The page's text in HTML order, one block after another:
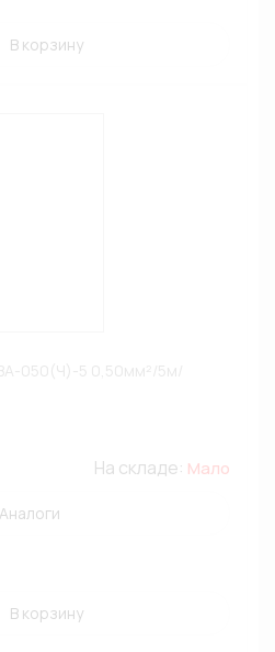
В корзину
На складе: Мало
Аналоги
В корзину